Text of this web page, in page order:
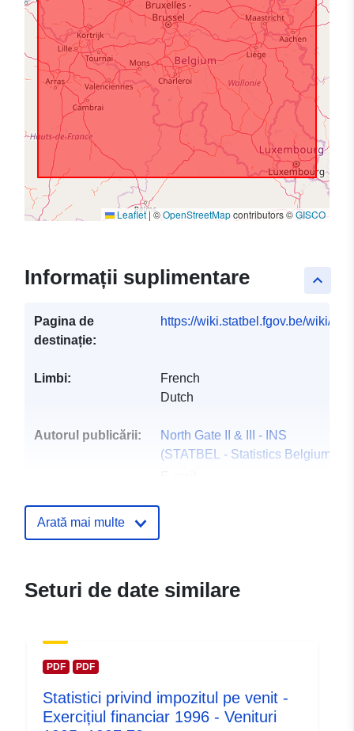
Leaflet|©OpenStreetMapcontributors ©GISCO
keyboard_arrow_up
Informații suplimentare
Pagina de
destinație:
https://wiki.statbel.fgov.be/wiki/
Limbi:
French
Dutch
Autorul publicării:
North Gate II & III - INS
(STATBEL - Statistics Belgium)
contact:
Statistik - Statistics Belgium)
https://statbel.fgov.be/en
https://statbel.fgov.be/de
Arată mai multe
Seturi de date similare
PDF PDF
Statistici privind impozitul pe venit -
Exercițiul financiar 1996 - Venituri